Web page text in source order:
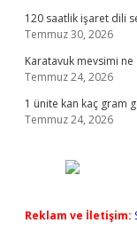
120 saatlik işaret dili
Temmuz 30, 2026
Karatavuk mevsimi ne
Temmuz 24, 2026
1 ünite kan kaç gram
Temmuz 24, 2026
Reklam ve İletişim: